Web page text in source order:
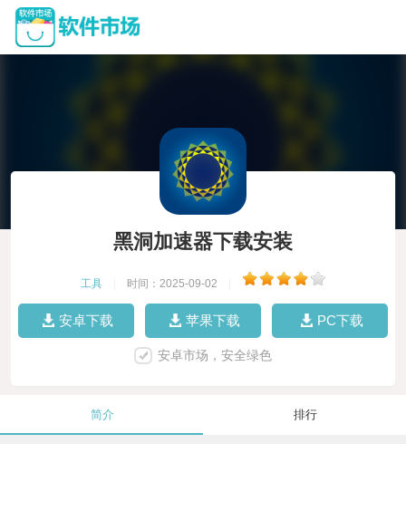
黑洞加速器下载安装
工具 时间：2025-09-02
安卓下载 苹果下载 PC下载
安卓市场，安全绿色
简介 排行